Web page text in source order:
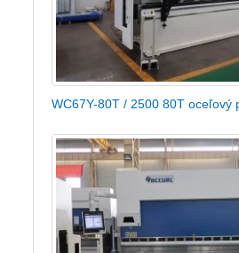
WC67Y-80T / 2500 80T oceľový